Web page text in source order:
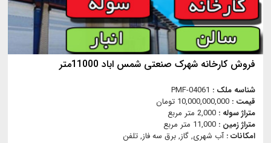
فروش کارخانه شهرک صنعتی شمس اباد 11000متر
شناسه ملک : PMF-04061
قیمت : 10,000,000,000 تومان
متراژ سوله : 2,000 متر مربع
متراژ زمین : 11,000 متر مربع
امکانات :آب شهری, گاز, برق سه فاز, تلفن